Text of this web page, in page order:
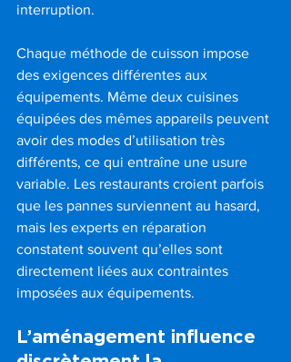
interruption.
Chaque méthode de cuisson impose
des exigences différentes aux
équipements. Même deux cuisines
équipées des mêmes appareils peuvent
avoir des modes d’utilisation très
différents, ce qui entraîne une usure
variable. Les restaurants croient parfois
que les pannes surviennent au hasard,
mais les experts en réparation
constatent souvent qu’elles sont
directement liées aux contraintes
imposées aux équipements.
L’aménagement influence